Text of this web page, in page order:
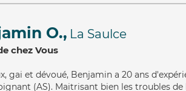
O., La Saulce
chez Vous
, gai et dévoué, Benjamin a 20 ans
(AS). Maitrisant bien les troubles